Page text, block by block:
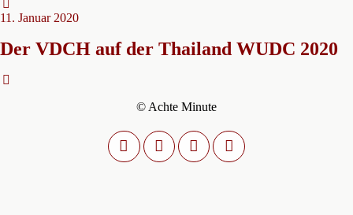
11. Januar 2020
Der VDCH auf der Thailand WUDC 2020
© Achte Minute